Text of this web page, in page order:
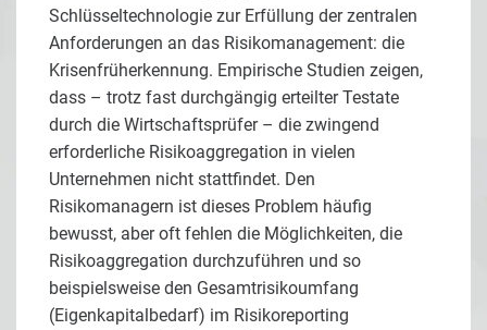
Schlüsseltechnologie zur Erfüllung der zentralen
Anforderungen an das Risikomanagement: die
Krisenfrüherkennung. Empirische Studien zeigen,
dass – trotz fast durchgängig erteilter Testate
durch die Wirtschaftsprüfer – die zwingend
erforderliche Risikoaggregation in vielen
Unternehmen nicht stattfindet. Den
Risikomanagern ist dieses Problem häufig
bewusst, aber oft fehlen die Möglichkeiten, die
Risikoaggregation durchzuführen und so
beispielsweise den Gesamtrisikoumfang
(Eigenkapitalbedarf) im Risikoreporting